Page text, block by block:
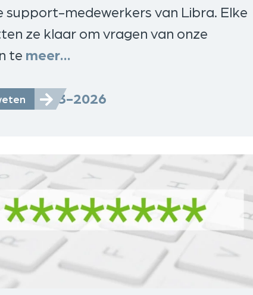
support-medewerkers van Libra. Elke
ze klaar om vragen van onze
te meer…
16-3-2026